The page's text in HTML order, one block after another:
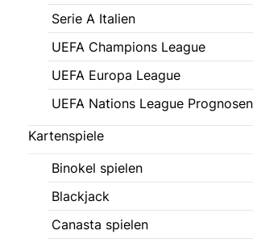
Serie A Italien
UEFA Champions League
UEFA Europa League
UEFA Nations League Prognosen
Kartenspiele
Binokel spielen
Blackjack
Canasta spielen